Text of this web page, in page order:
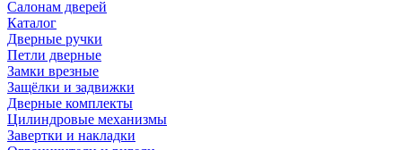
Салонам дверей
Каталог
Дверные ручки
Петли дверные
Замки врезные
Защёлки и задвижки
Дверные комплекты
Цилиндровые механизмы
Завертки и накладки